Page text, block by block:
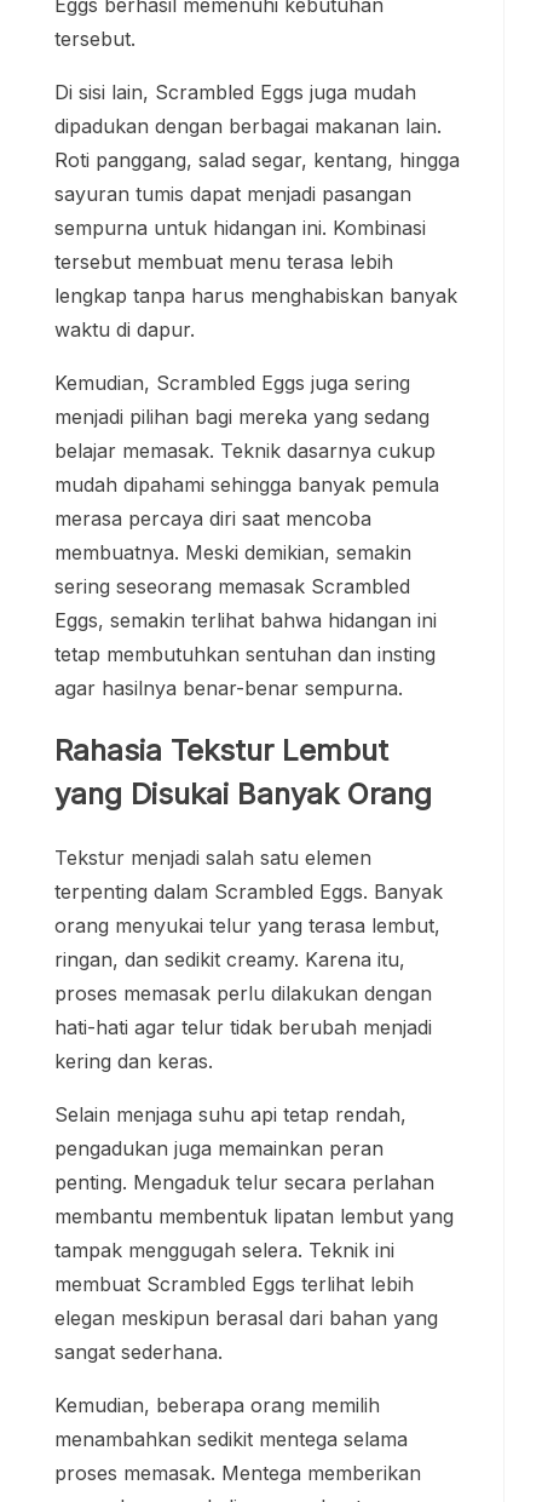
Eggs berhasil memenuhi kebutuhan
tersebut.
Di sisi lain, Scrambled Eggs juga mudah
dipadukan dengan berbagai makanan lain.
Roti panggang, salad segar, kentang, hingga
sayuran tumis dapat menjadi pasangan
sempurna untuk hidangan ini. Kombinasi
tersebut membuat menu terasa lebih
lengkap tanpa harus menghabiskan banyak
waktu di dapur.
Kemudian, Scrambled Eggs juga sering
menjadi pilihan bagi mereka yang sedang
belajar memasak. Teknik dasarnya cukup
mudah dipahami sehingga banyak pemula
merasa percaya diri saat mencoba
membuatnya. Meski demikian, semakin
sering seseorang memasak Scrambled
Eggs, semakin terlihat bahwa hidangan ini
tetap membutuhkan sentuhan dan insting
agar hasilnya benar-benar sempurna.
Rahasia Tekstur Lembut
yang Disukai Banyak Orang
Tekstur menjadi salah satu elemen
terpenting dalam Scrambled Eggs. Banyak
orang menyukai telur yang terasa lembut,
ringan, dan sedikit creamy. Karena itu,
proses memasak perlu dilakukan dengan
hati-hati agar telur tidak berubah menjadi
kering dan keras.
Selain menjaga suhu api tetap rendah,
pengadukan juga memainkan peran
penting. Mengaduk telur secara perlahan
membantu membentuk lipatan lembut yang
tampak menggugah selera. Teknik ini
membuat Scrambled Eggs terlihat lebih
elegan meskipun berasal dari bahan yang
sangat sederhana.
Kemudian, beberapa orang memilih
menambahkan sedikit mentega selama
proses memasak. Mentega memberikan